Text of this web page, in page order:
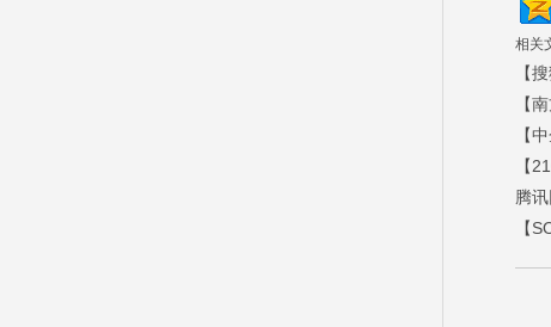
相关
【
【
【
【
腾
【